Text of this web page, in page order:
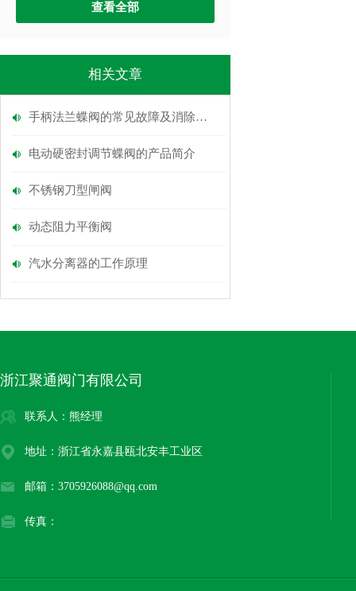
查看全部
相关文章
手柄法兰蝶阀的常见故障及消除方法
电动硬密封调节蝶阀的产品简介
不锈钢刀型闸阀
动态阻力平衡阀
汽水分离器的工作原理
浙江聚通阀门有限公司
联系人：熊经理
地址：浙江省永嘉县瓯北安丰工业区
邮箱：3705926088@qq.com
传真：